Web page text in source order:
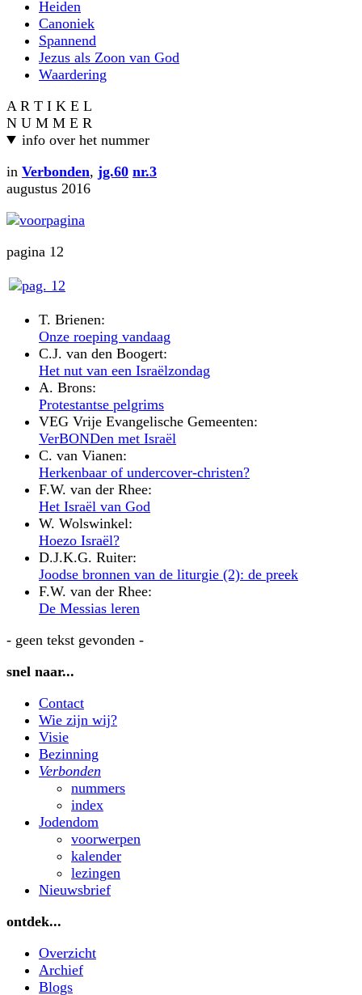
Heiden
Canoniek
Spannend
Jezus als Zoon van God
Waardering
A R T I K E L
N U M M E R
info over het nummer
in Verbonden, jg.60 nr.3
augustus 2016
pagina 12
T. Brienen:
Onze roeping vandaag
C.J. van den Boogert:
Het nut van een Israëlzondag
A. Brons:
Protestantse pelgrims
VEG Vrije Evangelische Gemeenten:
VerBONDen met Israël
C. van Vianen:
Herkenbaar of undercover-christen?
F.W. van der Rhee:
Het Israël van God
W. Wolswinkel:
Hoezo Israël?
D.J.K.G. Ruiter:
Joodse bronnen van de liturgie (2): de preek
F.W. van der Rhee:
De Messias leren
- geen tekst gevonden -
snel naar...
Contact
Wie zijn wij?
Visie
Bezinning
Verbonden
nummers
index
Jodendom
voorwerpen
kalender
lezingen
Nieuwsbrief
ontdek...
Overzicht
Archief
Blogs